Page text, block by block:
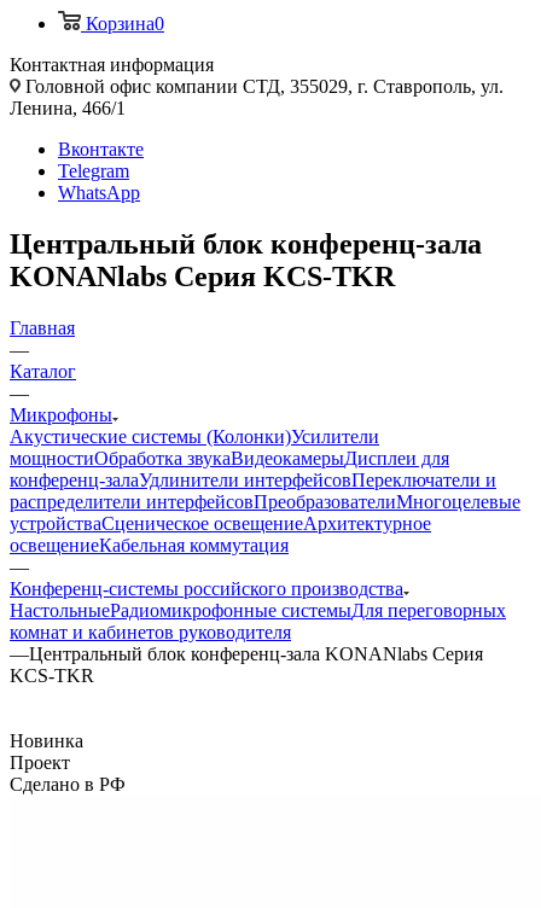
Корзина0
Контактная информация
Головной офис компании СТД, 355029, г. Ставрополь, ул.
Ленина, 466/1
Вконтакте
Telegram
WhatsApp
Центральный блок конференц-зала
KONANlabs Серия KCS-TKR
Главная
—
Каталог
—
Микрофоны
Акустические системы (Колонки)Усилители
мощностиОбработка звукаВидеокамерыДисплеи для
конференц-залаУдлинители интерфейсовПереключатели и
распределители интерфейсовПреобразователиМногоцелевые
устройстваСценическое освещениеАрхитектурное
освещениеКабельная коммутация
—
Конференц-системы российского производства
НастольныеРадиомикрофонные системыДля переговорных
комнат и кабинетов руководителя
—Центральный блок конференц-зала KONANlabs Серия
KCS-TKR
Новинка
Проект
Сделано в РФ